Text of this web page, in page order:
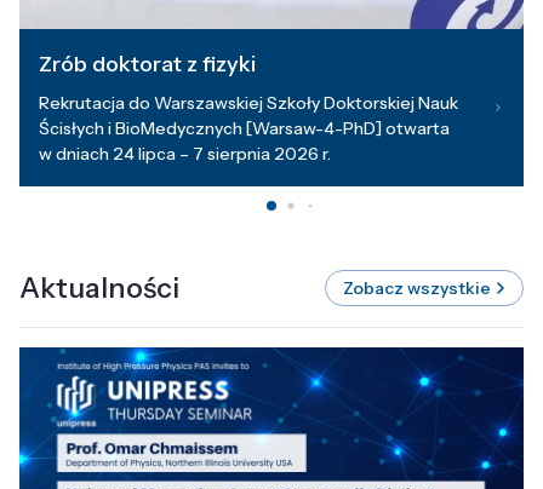
Zrób doktorat z fizyki
Rekrutacja do Warszawskiej Szkoły Doktorskiej Nauk
Ścisłych i BioMedycznych [Warsaw-4-PhD] otwarta
w dniach 24 lipca – 7 sierpnia 2026 r.
Aktualności Zobacz wszystkie